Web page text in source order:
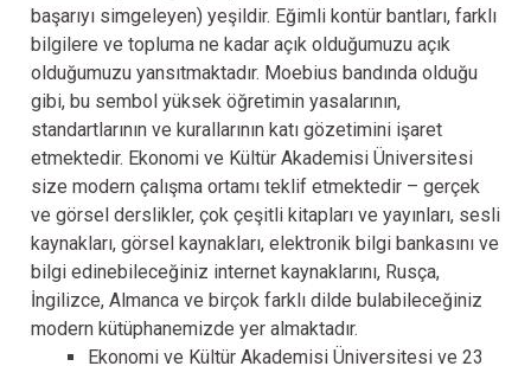
başarıyı simgeleyen) yeşildir. Eğimli kontür bantları, farklı
bilgilere ve topluma ne kadar açık olduğumuzu açık
olduğumuzu yansıtmaktadır. Moebius bandında olduğu
gibi, bu sembol yüksek öğretimin yasalarının,
standartlarının ve kurallarının katı gözetimini işaret
etmektedir. Ekonomi ve Kültür Akademisi Üniversitesi
size modern çalışma ortamı teklif etmektedir – gerçek
ve görsel derslikler, çok çeşitli kitapları ve yayınları, sesli
kaynakları, görsel kaynakları, elektronik bilgi bankasını ve
bilgi edinebileceğiniz internet kaynaklarını, Rusça,
İngilizce, Almanca ve birçok farklı dilde bulabileceğiniz
modern kütüphanemizde yer almaktadır.
Ekonomi ve Kültür Akademisi Üniversitesi ve 23